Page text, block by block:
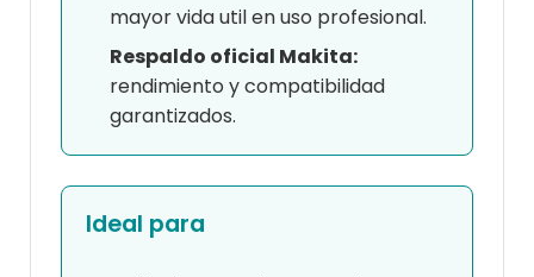
mayor vida util en uso profesional.
Respaldo oficial Makita:
rendimiento y compatibilidad
garantizados.
Ideal para